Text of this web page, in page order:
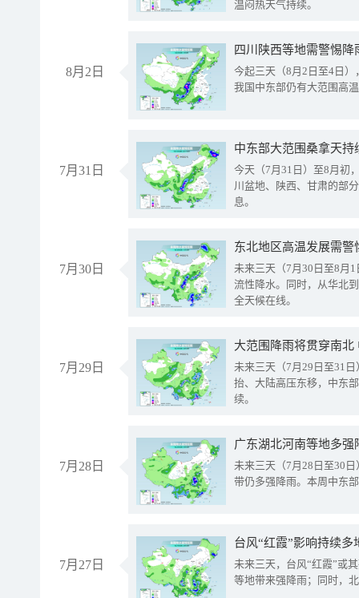
温闷热天气持续。
8月2日
今起三天（8月2日至4日
我国中东部仍有大范围高
7月31日
中东部大范围桑拿天
今天（7月31日）至8月初
川盆地、陕西、甘肃的部
息。
7月30日
东北地区高温发展需
未来三天（7月30日至8月
流性降水。同时，从华北
全天候在线。
7月29日
大范围降雨将贯穿南
未来三天（7月29日至31
抬、大陆高压东移，中东
续。
7月28日
广东湖北河南等地多
未来三天（7月28日至30
带仍多强降雨。本周中东
7月27日
台风“红霞”影响持续
未来三天，台风“红霞”或
等地带来强降雨；同时，